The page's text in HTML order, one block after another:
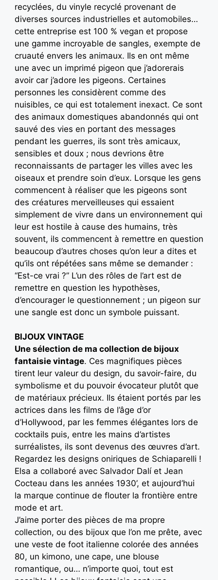
recyclées, du vinyle recyclé provenant de
diverses sources industrielles et automobiles…
cette entreprise est 100 % vegan et propose
une gamme incroyable de sangles, exempte de
cruauté envers les animaux. Ils en ont même
une avec un imprimé pigeon que j’adorerais
avoir car j’adore les pigeons. Certaines
personnes les considèrent comme des
nuisibles, ce qui est totalement inexact. Ce sont
des animaux domestiques abandonnés qui ont
sauvé des vies en portant des messages
pendant les guerres, ils sont très amicaux,
sensibles et doux ; nous devrions être
reconnaissants de partager les villes avec les
oiseaux et prendre soin d’eux. Lorsque les gens
commencent à réaliser que les pigeons sont
des créatures merveilleuses qui essaient
simplement de vivre dans un environnement qui
leur est hostile à cause des humains, très
souvent, ils commencent à remettre en question
beaucoup d’autres choses qu’on leur a dites et
qu’ils ont répétées sans même se demander :
“Est-ce vrai ?” L’un des rôles de l’art est de
remettre en question les hypothèses,
d’encourager le questionnement ; un pigeon sur
une sangle est donc un symbole puissant.
BIJOUX VINTAGE
Une sélection de ma collection de bijoux
fantaisie vintage. Ces magnifiques pièces
tirent leur valeur du design, du savoir-faire, du
symbolisme et du pouvoir évocateur plutôt que
de matériaux précieux. Ils étaient portés par les
actrices dans les films de l’âge d’or
d’Hollywood, par les femmes élégantes lors de
cocktails puis, entre les mains d’artistes
surréalistes, ils sont devenus des œuvres d’art.
Regardez les designs oniriques de Schiaparelli !
Elsa a collaboré avec Salvador Dalí et Jean
Cocteau dans les années 1930’, et aujourd’hui
la marque continue de flouter la frontière entre
mode et art.
J’aime porter des pièces de ma propre
collection, ou des bijoux que l’on me prête, avec
une veste de foot italienne colorée des années
80, un kimono, une cape, une blouse
romantique, ou… n’importe quoi, tout est